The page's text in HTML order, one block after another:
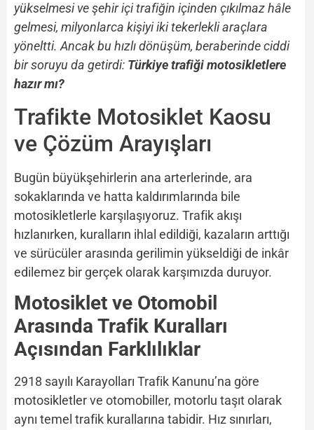
yükselmesi ve şehir içi trafiğin içinden çıkılmaz hâle
gelmesi, milyonlarca kişiyi iki tekerlekli araçlara
yöneltti. Ancak bu hızlı dönüşüm, beraberinde ciddi
bir soruyu da getirdi: Türkiye trafiği motosikletlere
hazır mı?
Trafikte Motosiklet Kaosu
ve Çözüm Arayışları
Bugün büyükşehirlerin ana arterlerinde, ara
sokaklarında ve hatta kaldırımlarında bile
motosikletlerle karşılaşıyoruz. Trafik akışı
hızlanırken, kuralların ihlal edildiği, kazaların arttığı
ve sürücüler arasında gerilimin yükseldiği de inkâr
edilemez bir gerçek olarak karşımızda duruyor.
Motosiklet ve Otomobil
Arasında Trafik Kuralları
Açısından Farklılıklar
2918 sayılı Karayolları Trafik Kanunu’na göre
motosikletler ve otomobiller, motorlu taşıt olarak
aynı temel trafik kurallarına tabidir. Hız sınırları,